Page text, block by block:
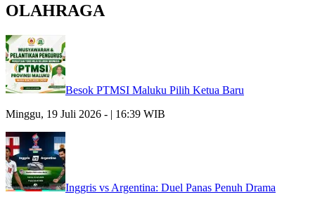
OLAHRAGA
Besok PTMSI Maluku Pilih Ketua Baru
Minggu, 19 Juli 2026 - | 16:39 WIB
Inggris vs Argentina: Duel Panas Penuh Drama